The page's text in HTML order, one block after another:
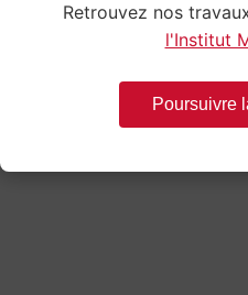
6 – Retour sur la journée du
Retrouvez nos
l'Institut
Poursuivre